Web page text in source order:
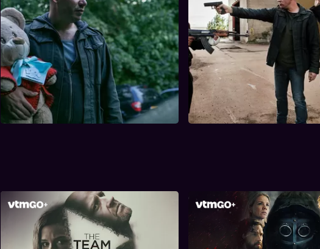
2. Gibt es Probleme?
2. Gibt es Probleme?
Tijdsduur
48 min
Nu Theo terug is, duikt hij fanatiek in de
zaak rond de mensensmokkelaars. Willem
maakt zich echter grote zorgen om zijn
partner. Theo draagt nog de gevolgen van
zijn undercovertijd met zich mee en die
beginnen hun werk gevaarlijk te
beïnvloeden.
3. God Only
3. God Only Knows
Tijdsduur
48 min
Theo en Willem ontdekken een
onverwachte connectie
criminele families. Ze proberen
hun tegenstanders onder druk
maar ontketenen onbedoeld
bendeoorlog met
gevolgen.
The Team Anoniem